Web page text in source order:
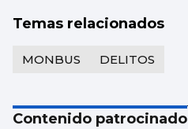
Temas relacionados
MONBUS DELITOS
Contenido patrocinado